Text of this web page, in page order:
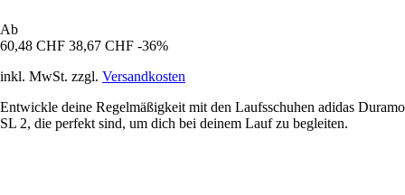
Ab
60,48 CHF 38,67 CHF -36%
inkl. MwSt. zzgl. Versandkosten
Entwickle deine Regelmäßigkeit mit den Laufsschuhen adidas Duramo
SL 2, die perfekt sind, um dich bei deinem Lauf zu begleiten.